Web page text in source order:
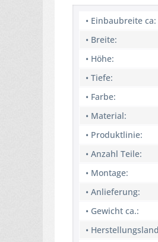
• Einbaubreite ca:
• Breite:
• Höhe:
• Tiefe:
• Farbe:
• Material:
• Produktlinie:
• Anzahl Teile:
• Montage:
• Anlieferung:
• Gewicht ca.:
•